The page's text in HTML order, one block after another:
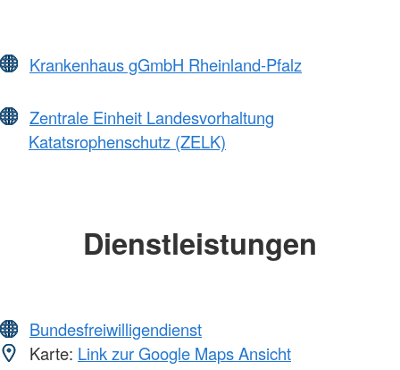
Krankenhaus gGmbH Rheinland-Pfalz
Zentrale Einheit Landesvorhaltung
Katatsrophenschutz (ZELK)
Dienstleistungen
Bundesfreiwilligendienst
Karte: Link zur Google Maps Ansicht